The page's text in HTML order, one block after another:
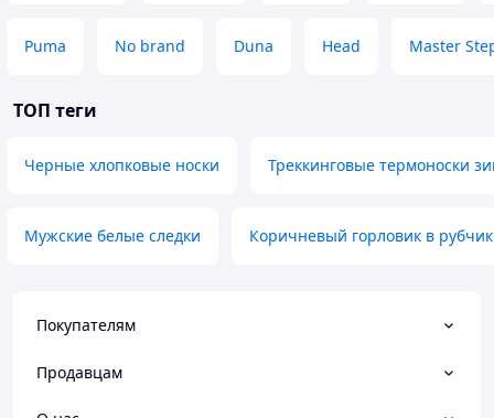
Puma No brand Duna Head Master
ТОП теги
Черные хлопковые носки Треккинговые термоноски
Мужские белые следки Коричневый горловик в
Покупателям
Продавцам